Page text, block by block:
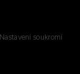
Nastavení soukromí